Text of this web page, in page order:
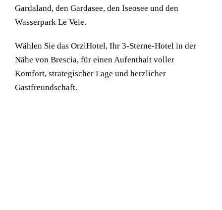
Gardaland, den Gardasee, den Iseosee und den
Wasserpark Le Vele.
Wählen Sie das OrziHotel, Ihr 3-Sterne-Hotel in der
Nähe von Brescia, für einen Aufenthalt voller
Komfort, strategischer Lage und herzlicher
Gastfreundschaft.